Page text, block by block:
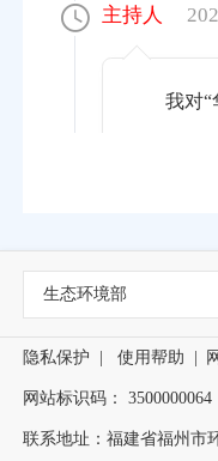
主持人
我对“
华龙
经验反馈
非能动的
2021年1
生态环境部
隐私保护 使用帮助
网站标识码： 3500000064
联系地址：福建省福州市